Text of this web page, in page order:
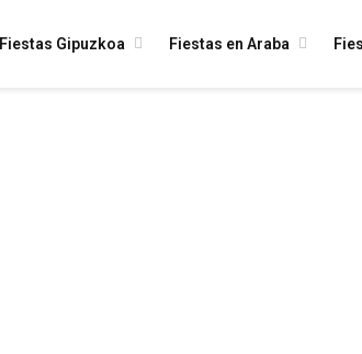
Fiestas Gipuzkoa Fiestas en Araba